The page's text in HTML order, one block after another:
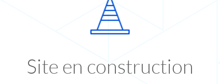
Site en construction